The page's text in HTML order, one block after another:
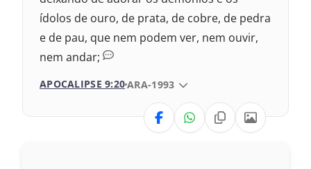
ídolos de ouro, de prata, de cobre, de pedra
e de pau, que nem podem ver, nem ouvir,
nem andar;
APOCALIPSE 9:20 VERSÃO DA BÍBLIA
ARA-1993
VERSÃO